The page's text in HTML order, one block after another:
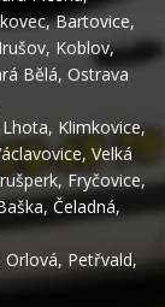
,Bartovice,
, Koblov,
Bělá, Ostrava
, Klimkovice,
, Velká
,Fryčovice,
, Čeladná,
Orlová, Petřvald,